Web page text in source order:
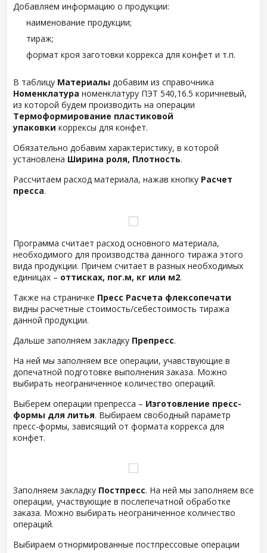
Добавляем информацию о продукции:
наименование продукции;
тираж;
формат кроя заготовки коррекса для конфет и т.п.
В таблицу Материалы добавим из справочника
Номенклатура номенклатуру ПЭТ 540,16.5 коричневый,
из которой будем производить на операции
Термоформирование пластиковой
упаковки коррексы для конфет.
Обязательно добавим характеристику, в которой
установлена Ширина роля, Плотность.
Рассчитаем расход материала, нажав кнопку Расчет
пресса.
Программа считает расход основного материала,
необходимого для производства данного тиража этого
вида продукции. Причем считает в разных необходимых
единицах – оттисках, пог.м, кг или м2.
Также на страничке Пресс Расчета флексопечати
видны расчетные стоимость/себестоимость тиража
данной продукции.
Дальше заполняем закладку Препресс.
На ней мы заполняем все операции, учавствующие в
допечатной подготовке выполнения заказа. Можно
выбирать неограниченное количество операций.
Выберем операции препресса – Изготовление пресс-
формы для литья. Выбираем свободный параметр
пресс-формы, зависящий от формата коррекса для
конфет.
Заполняем закладку Постпресс. На ней мы заполняем все
операции, участвующие в послепечатной обработке
заказа. Можно выбирать неограниченное количество
операций.
Выбираем отнормированные постпрессовые операции